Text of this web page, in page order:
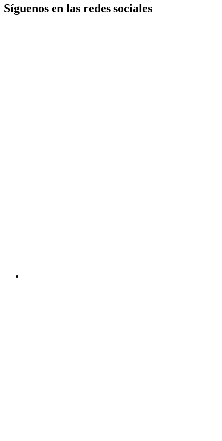
Síguenos en las redes sociales